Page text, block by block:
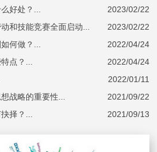
2023/02/22
好处？...
2023/02/22
和技能竞赛全面启动...
2022/04/24
何做？...
2022/04/24
点？...
2022/01/11
2021/09/22
战略的重要性...
2021/09/13
择？...